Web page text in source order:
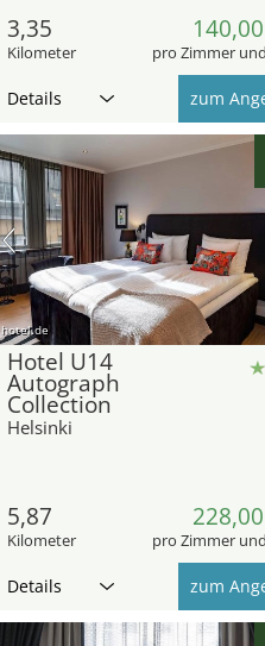
3,35
Kilometer pro Zimmer
Details zum
hotel.de
Hotel U14
Autograph
Collection
Helsinki
5,87
Kilometer pro Zimmer
Details zum